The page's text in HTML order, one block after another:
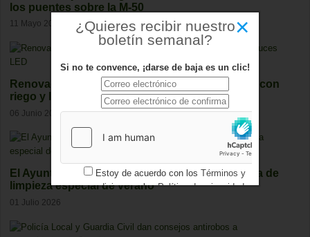
los puentes sobre la M-50
11 Mayo 2026
Renovada la rotonda de Condesa de Chinchón con
riego y luces LED
06 Junio 2026
El Ayuntamiento de Boadilla arranca la campaña de
limpieza especial de verano
01 Julio 2026
×
¿Quieres recibir nuestro
boletín semanal?
Si no te convence, ¡darse de baja es un clic!
Estoy de acuerdo con los Términos y
condicionesy losPolítica de privacidad